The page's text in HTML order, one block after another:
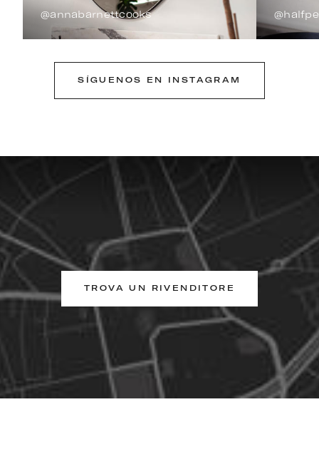
@annabarnettcooks
SÍGUENOS EN INSTAGRAM
TROVA UN RIVENDITORE